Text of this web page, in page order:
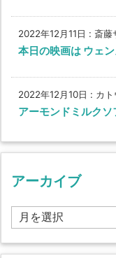
2022年12月11日 : 斎藤
本日の映画は ウェ
2022年12月10日 : カ
アーモンドミルクソ
アーカイブ
ア
ー
カ